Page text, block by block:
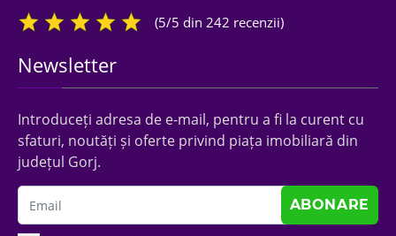
(5/5 din 242 recenzii)
Newsletter
Introduceți adresa de e-mail, pentru a fi la curent cu
sfaturi, noutăți și oferte privind piața imobiliară din
județul Gorj.